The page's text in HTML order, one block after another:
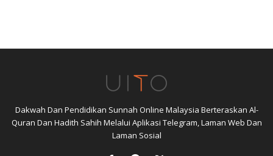
Dakwah Dan Pendidikan Sunnah Online Malaysia Berteraskan Al-
Quran Dan Hadith Sahih Melalui Aplikasi Telegram, Laman Web Dan
Laman Sosial